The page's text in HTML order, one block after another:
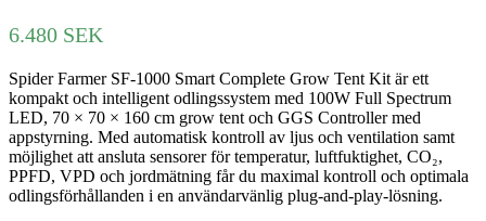
6.480 SEK
Spider Farmer SF-1000 Smart Complete Grow Tent Kit är ett
kompakt och intelligent odlingssystem med 100W Full Spectrum
LED, 70 × 70 × 160 cm grow tent och GGS Controller med
appstyrning. Med automatisk kontroll av ljus och ventilation samt
möjlighet att ansluta sensorer för temperatur, luftfuktighet, CO₂,
PPFD, VPD och jordmätning får du maximal kontroll och optimala
odlingsförhållanden i en användarvänlig plug-and-play-lösning.